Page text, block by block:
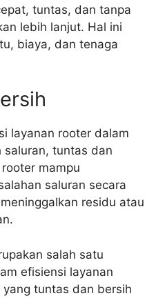
tuntas, dan tanpa
lebih lanjut. Hal ini
biaya, dan tenaga
layanan rooter dalam
saluran, tuntas dan
mampu
saluran secara
residu atau
salah satu
efisiensi layanan
tuntas dan bersih